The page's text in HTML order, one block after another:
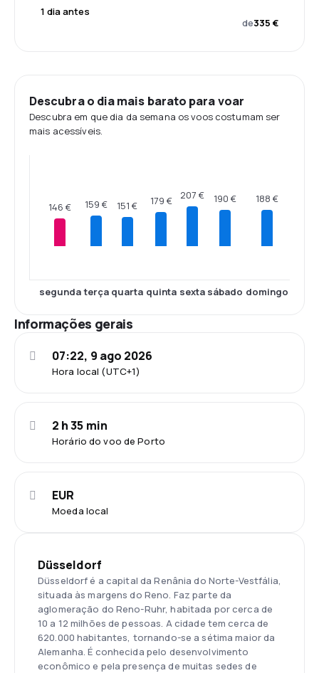
1 dia antes
de335 €
Descubra o dia mais barato para voar
Descubra em que dia da semana os voos costumam ser
mais acessíveis.
146 €
segunda
159 €
terça
151 €
quarta
179 €
quinta
207 €
sexta
190 €
sábado
188 €
domingo
Informações gerais
Hora local (UTC+1)
07:22, 9 ago 2026
Horário do voo de Porto
2 h 35 min
Moeda local
EUR
Düsseldorf
Düsseldorf é a capital da Renânia do Norte-Vestfália,
situada às margens do Reno. Faz parte da
aglomeração do Reno-Ruhr, habitada por cerca de
10 a 12 milhões de pessoas. A cidade tem cerca de
620.000 habitantes, tornando-se a sétima maior da
Alemanha. É conhecida pelo desenvolvimento
econômico e pela presença de muitas sedes de